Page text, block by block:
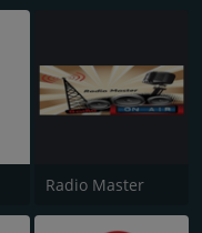
Radio Master